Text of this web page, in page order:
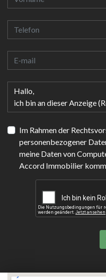
Im Rahmen der
personenbezogener
meine Daten von
Accord Immobilier